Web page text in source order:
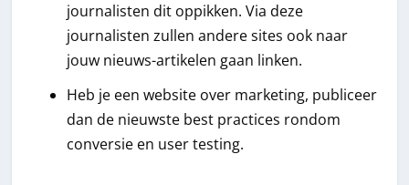
journalisten dit oppikken. Via deze
journalisten zullen andere sites ook naar
jouw nieuws-artikelen gaan linken.
Heb je een website over marketing, publiceer
dan de nieuwste best practices rondom
conversie en user testing.